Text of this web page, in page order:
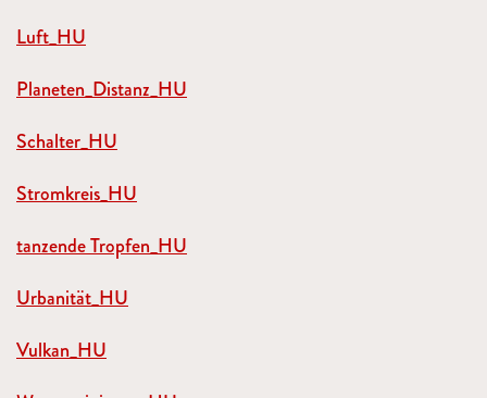
Luft_HU
Planeten_Distanz_HU
Schalter_HU
Stromkreis_HU
tanzende Tropfen_HU
Urbanität_HU
Vulkan_HU